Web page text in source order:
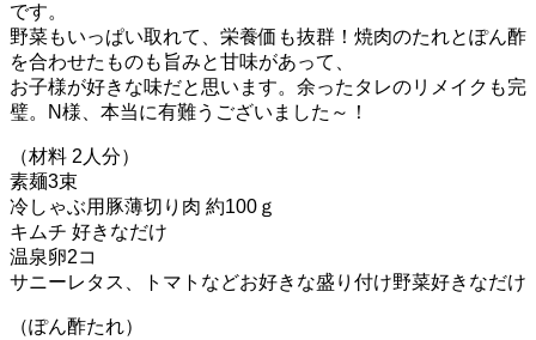
です。
野菜もいっぱい取れて、栄養価も抜群！焼肉のたれとぽん酢
を合わせたものも旨みと甘味があって、
お子様が好きな味だと思います。余ったタレのリメイクも完
璧。N様、本当に有難うございました～！
（材料 2 人分）
素麺3束
冷しゃぶ用豚薄切り肉 約100 ｇ
キムチ 好きなだけ
温泉卵2コ
サニーレタス、トマトなどお好きな盛り付け野菜好きなだけ
（ぽん酢たれ）